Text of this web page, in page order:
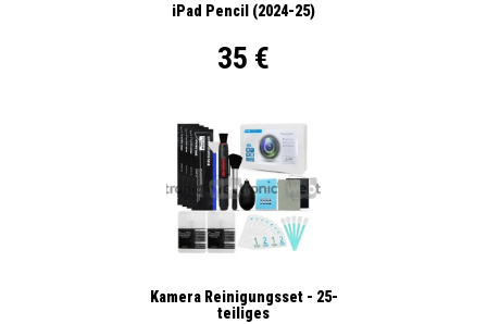
iPad Pencil (2024-25)
35 €
Kamera Reinigungsset - 25-
teiliges